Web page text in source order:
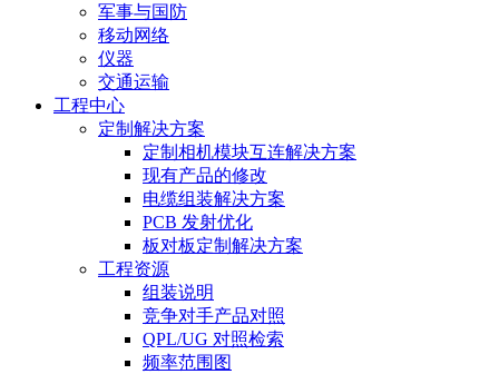
军事与国防
移动网络
仪器
交通运输
工程中心
定制解决方案
定制相机模块互连解决方案
现有产品的修改
电缆组装解决方案
PCB 发射优化
板对板定制解决方案
工程资源
组装说明
竞争对手产品对照
QPL/UG 对照检索
频率范围图